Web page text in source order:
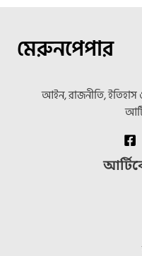
মেরুনপেপার
আইন, রাজনীতি, ইতিহাস